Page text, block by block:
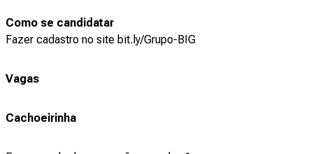
Como se candidatar
Fazer cadastro no site bit.ly/Grupo-BIG
Vagas
Cachoeirinha